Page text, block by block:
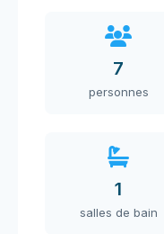
7
personnes
1
salles de bain